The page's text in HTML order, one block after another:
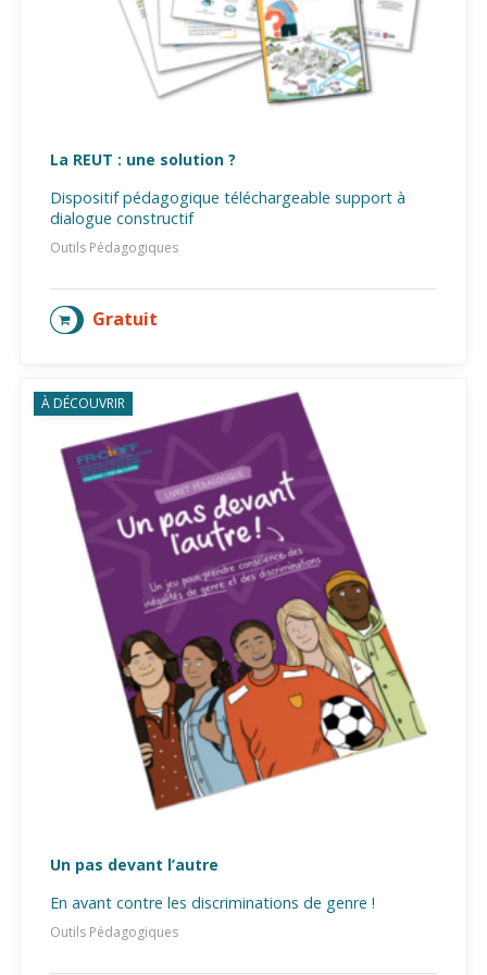
La REUT : une solution ?
Dispositif pédagogique téléchargeable support à
dialogue constructif
Outils Pédagogiques
Gratuit
AJOUTER AU PANIER
À DÉCOUVRIR
Un pas devant l’autre
En avant contre les discriminations de genre !
Outils Pédagogiques